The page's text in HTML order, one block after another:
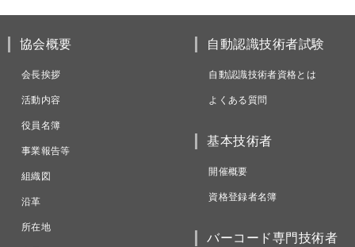
協会概要
会長挨拶
活動内容
役員名簿
事業報告等
組織図
沿革
所在地
自動認識技術者試験
自動認識技術者資格とは
よくある質問
基本技術者
開催概要
資格登録者名簿
バーコード専門技術者